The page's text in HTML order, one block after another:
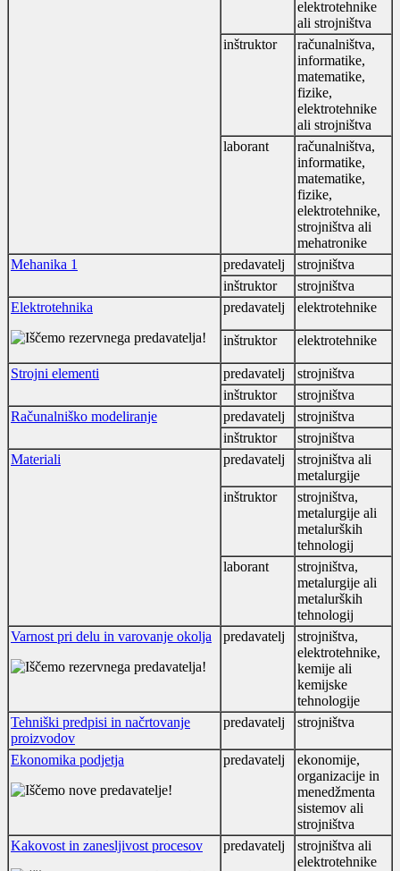
elektrotehnike
ali strojništva
inštruktor
računalništva,
informatike,
matematike,
fizike,
elektrotehnike
ali strojništva
laborant
računalništva,
informatike,
matematike,
fizike,
elektrotehnike,
strojništva ali
mehatronike
Mehanika 1
predavatelj
strojništva
inštruktor
strojništva
Elektrotehnika
predavatelj elektrotehnike
inštruktor elektrotehnike
Strojni elementi predavatelj
strojništva
inštruktor
strojništva
Računalniško modeliranje
predavatelj
strojništva
inštruktor
strojništva
Materiali
predavatelj
strojništva ali
metalurgije
inštruktor
strojništva,
metalurgije ali
metalurških
tehnologij
laborant
strojništva,
metalurgije ali
metalurških
tehnologij
Varnost pri delu in varovanje okolja
predavatelj
strojništva,
elektrotehnike,
kemije ali
kemijske
tehnologije
Tehniški predpisi in načrtovanje
proizvodov
predavatelj strojništva
Ekonomika podjetja predavatelj
ekonomije,
organizacije in
menedžmenta
sistemov ali
strojništva
Kakovost in zanesljivost procesov
predavatelj
strojništva ali
elektrotehnike